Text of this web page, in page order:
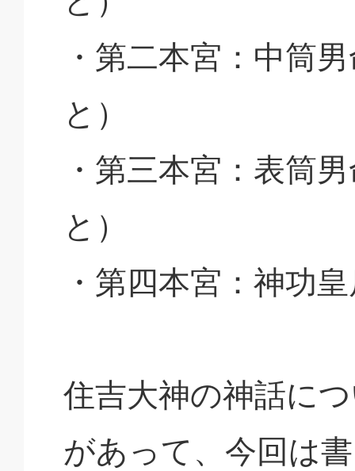
・第二本宮：中筒
と）
・第三本宮：表筒
と）
・第四本宮：神功
住吉大神の神話に
があって、今回は